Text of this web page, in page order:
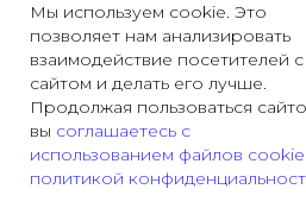
Главная Охрана труда Пожарная
Мы используем cookie. Это
позволяет нам анализировать
взаимодействие посетителей с
сайтом и делать его лучше.
Продолжая пользоваться
вы соглашаетесь с
использованием файлов cookie
политикой